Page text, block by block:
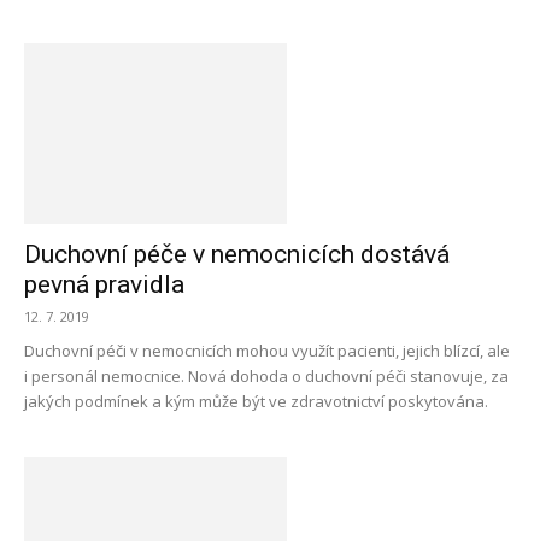
Duchovní péče v nemocnicích dostává
pevná pravidla
12. 7. 2019
Duchovní péči v nemocnicích mohou využít pacienti, jejich blízcí, ale
i personál nemocnice. Nová dohoda o duchovní péči stanovuje, za
jakých podmínek a kým může být ve zdravotnictví poskytována.